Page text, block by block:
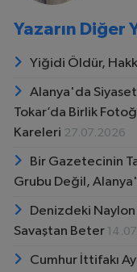
Yazarın Diğer
Yiğidi Öldür,
Alanya'da
Tokar’da Birlik
Kareleri 27.07.2026
Bir Gazetecinin
Grubu Değil,
Denizdeki
Savaştan Beter
Cumhur İttifakı